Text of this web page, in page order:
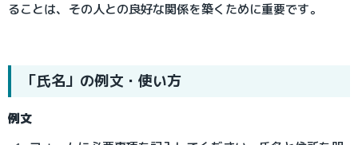
ることは、その人との良好な関係を築くために重要です。
「氏名」の例文・使い方
例文